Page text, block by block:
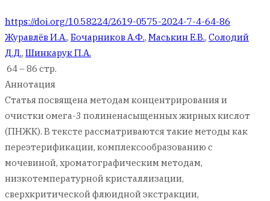
https://doi.org/10.58224/2619-0575-2024-7-4-64-86
Журавлёв И.А., Бочарников А.Ф., Маськин Е.В., Солодий
Д.Д., Шинкарук П.А.
64 – 86 стр.
Аннотация
Статья посвящена методам концентрирования и
очистки омега-3 полиненасыщенных жирных кислот
(ПНЖК). В тексте рассматриваются такие методы как
переэтерификации, комплексообразованию с
мочевиной, хроматографическим методам,
низкотемпературной кристаллизации,
сверхкритической флюидной экстракции,